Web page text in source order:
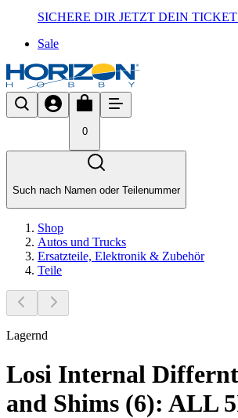
SICHERE DIR JETZT DEIN
Sale
0
Such nach Namen oder Teilenummer
Shop
Autos und Trucks
Ersatzteile, Elektronik & Zubehör
Teile
Lagernd
Losi Internal
and Shims (6): ALL